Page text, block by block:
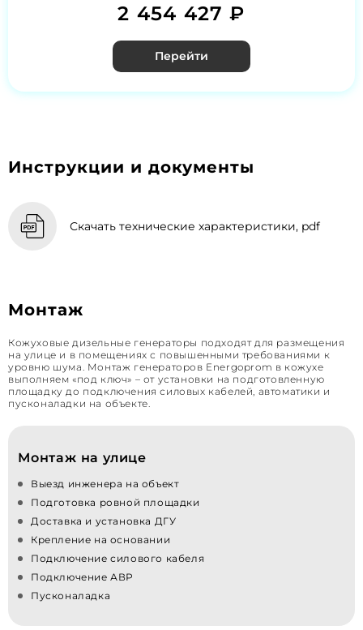
2 454 427 ₽
Перейти
Инструкции и документы
Скачать технические характеристики, pdf
Монтаж
Кожуховые дизельные генераторы подходят для размещения
на улице и в помещениях с повышенными требованиями к
уровню шума. Монтаж генераторов Energoprom в кожухе
выполняем «под ключ» – от установки на подготовленную
площадку до подключения силовых кабелей, автоматики и
пусконаладки на объекте.
Монтаж на улице
Выезд инженера на объект
Подготовка ровной площадки
Доставка и установка ДГУ
Крепление на основании
Подключение силового кабеля
Подключение АВР
Пусконаладка